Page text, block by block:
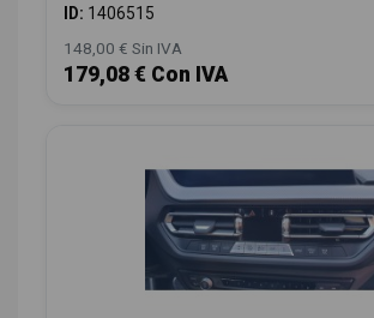
ID: 1406515
148,00 € Sin IVA
179,08 € Con IVA